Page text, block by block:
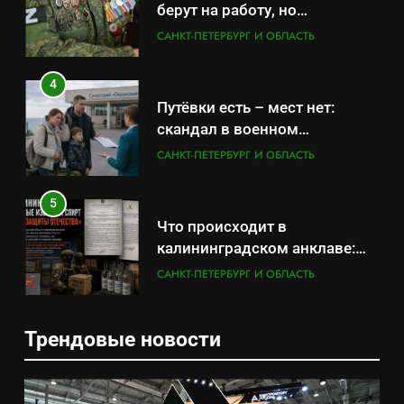
берут на работу, но
удержаться удаётся не всем
САНКТ-ПЕТЕРБУРГ И ОБЛАСТЬ
4
Путёвки есть – мест нет:
скандал в военном
санатории Владивостока
САНКТ-ПЕТЕРБУРГ И ОБЛАСТЬ
5
Что происходит в
калининградском анклаве:
военные изымают спирт «для
САНКТ-ПЕТЕРБУРГ И ОБЛАСТЬ
«500-тонный беспилотник»
скрывает российский ВМФ
САНКТ-ПЕТЕРБУРГ И ОБЛАСТЬ
Трендовые новости
5
Что происходит в